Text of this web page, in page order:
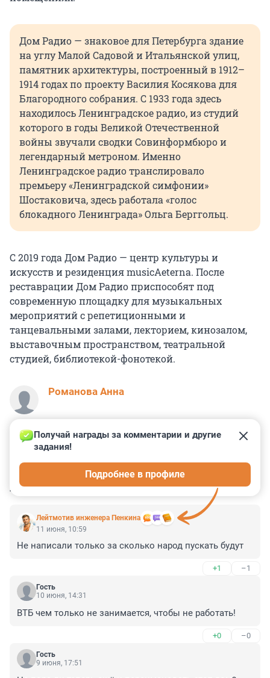
Дом Радио — знаковое для Петербурга здание
на углу Малой Садовой и Итальянской улиц,
памятник архитектуры, построенный в 1912–
1914 годах по проекту Василия Косякова для
Благородного собрания. С 1933 года здесь
находилось Ленинградское радио, из студий
которого в годы Великой Отечественной
войны звучали сводки Совинформбюро и
легендарный метроном. Именно
Ленинградское радио транслировало
премьеру «Ленинградской симфонии»
Шостаковича, здесь работала «голос
блокадного Ленинграда» Ольга Берггольц.
С 2019 года Дом Радио — центр культуры и
искусств и резиденция musicAeterna. После
реставрации Дом Радио приспособят под
современную площадку для музыкальных
мероприятий с репетиционными и
танцевальными залами, лекторием, кинозалом,
выставочным пространством, театральной
студией, библиотекой-фонотекой.
Романова Анна
КОММЕНТАРИИ 5
Лейтмотив инженера Пенкина
Получай награды за комментарии и другие
задания!
Подробнее в профиле
11 июня, 10:59
Не написали только за сколько народ пускать будут
+1 –1
Гость
10 июня, 14:31
ВТБ чем только не занимается, чтобы не работать!
+0 –0
Гость
9 июня, 17:51